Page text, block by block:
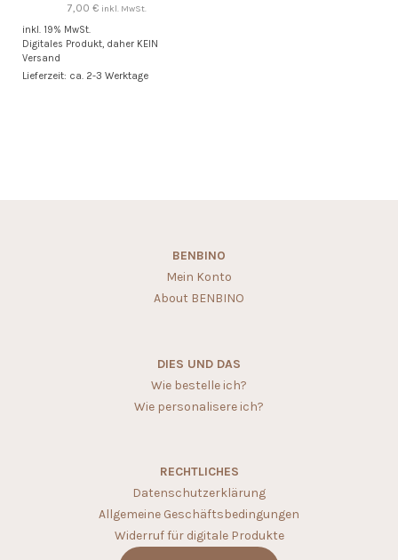
7,00€ inkl. MwSt.
inkl. 19% MwSt.
Digitales Produkt, daher KEIN
Versand
Lieferzeit: ca. 2-3 Werktage
BENBINO
Mein Konto
About BENBINO
DIES UND DAS
Wie bestelle ich?
Wie personalisere ich?
RECHTLICHES
Datenschutzerklärung
Allgemeine Geschäftsbedingungen
Widerruf für digitale Produkte